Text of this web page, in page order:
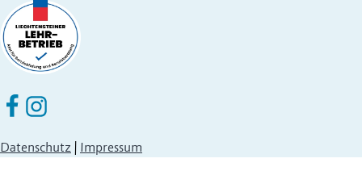
Eschen Nendeln auf Facebook
Eschen Nendeln auf Instagram
Datenschutz | Impressum